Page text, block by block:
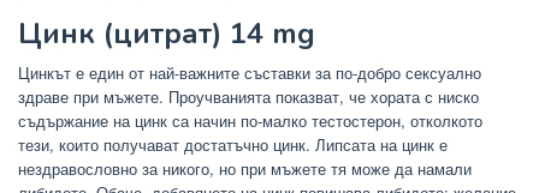
Цинк (цитрат) 14 mg
Цинкът е един от най-важните съставки за по-добро сексуално
здраве при мъжете. Проучванията показват, че хората с ниско
съдържание на цинк са начин по-малко тестостерон, отколкото
тези, които получават достатъчно цинк. Липсата на цинк е
нездравословно за никого, но при мъжете тя може да намали